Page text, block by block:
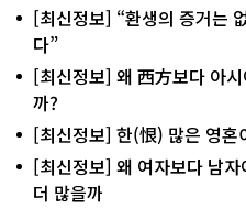
[최신정보] “환생의 증거는
다”
[최신정보] 왜 西方보다 아
까?
[최신정보] 한(恨) 많은 영혼
[최신정보] 왜 여자보다 남
더 많을까